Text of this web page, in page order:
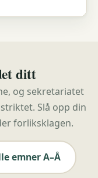
ditt
og sekretariatet
Slå opp din
forliksklagen.
emner A–Å